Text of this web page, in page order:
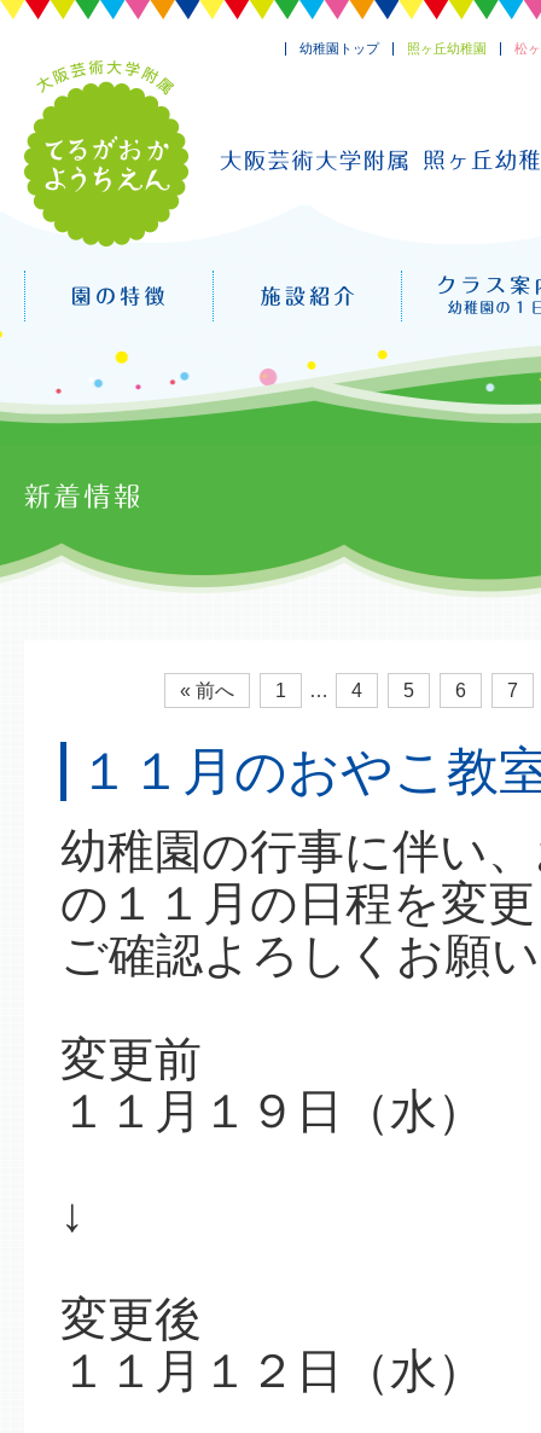
幼稚園トップ 照ヶ丘幼稚園 松
« 前へ 1 … 4 5 6 7
１１月のおやこ教
幼稚園の行事に伴い
の１１月の日程を変
ご確認よろしくお願
変更前
１１月１９日（水）
↓
変更後
１１月１２日（水）